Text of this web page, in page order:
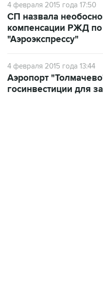
4 февраля 2015 года 17:50
СП назвала
компенсации РЖД по
"Аэроэкспрессу"
4 февраля 2015 года 13:44
Аэропорт
госинвестиции для